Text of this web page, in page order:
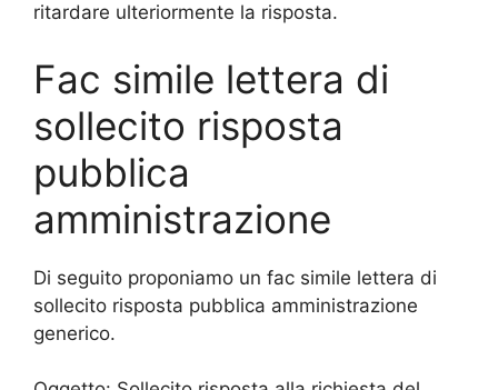
ritardare ulteriormente la risposta.
Fac simile lettera di
sollecito risposta
pubblica
amministrazione
Di seguito proponiamo un fac simile lettera di
sollecito risposta pubblica amministrazione
generico.